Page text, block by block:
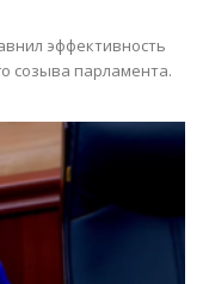
эффективность
созыва парламента.